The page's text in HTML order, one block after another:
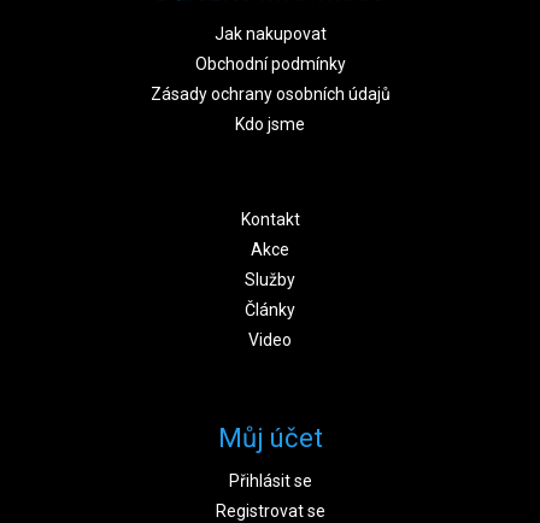
Jak nakupovat
Obchodní podmínky
Zásady ochrany osobních údajů
Kdo jsme
Kontakt
Akce
Služby
Články
Video
Můj účet
Přihlásit se
Registrovat se